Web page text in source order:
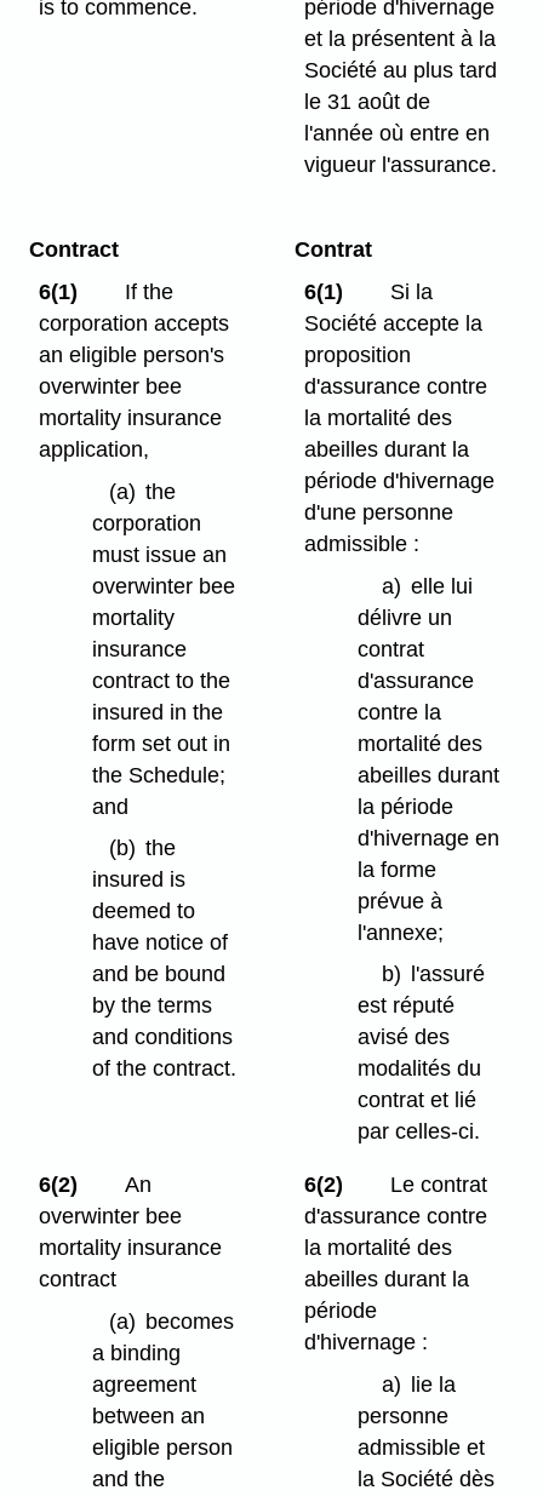
is to commence.
période d'hivernage
et la présentent à la
Société au plus tard
le 31 août de
l'année où entre en
vigueur l'assurance.
Contract
6(1)
If the
corporation accepts
an eligible person's
overwinter bee
mortality insurance
application,
(a) the
corporation
must issue an
overwinter bee
mortality
insurance
contract to the
insured in the
form set out in
the Schedule;
and
(b) the
insured is
deemed to
have notice of
and be bound
by the terms
and conditions
of the contract.
Contrat
6(1)
Si la
Société accepte la
proposition
d'assurance contre
la mortalité des
abeilles durant la
période d'hivernage
d'une personne
admissible :
a) elle lui
délivre un
contrat
d'assurance
contre la
mortalité des
abeilles durant
la période
d'hivernage en
la forme
prévue à
l'annexe;
b)
l'assuré
est réputé
avisé des
modalités du
contrat et lié
par celles-ci.
6(2)
An
overwinter bee
mortality insurance
contract
(a) becomes
a binding
agreement
between an
eligible person
and the
6(2)
Le contrat
d'assurance contre
la mortalité des
abeilles durant la
période
d'hivernage :
a) lie la
personne
admissible et
la Société dès